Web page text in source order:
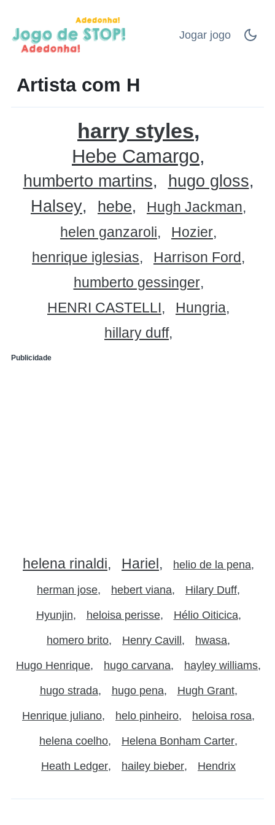
Jogar jogo
Artista com H
harry styles
Hebe Camargo
humberto martins
hugo gloss
Halsey
hebe
Hugh Jackman
helen ganzaroli
Hozier
henrique iglesias
Harrison Ford
humberto gessinger
HENRI CASTELLI
Hungria
hillary duff
Publicidade
helena rinaldi Hariel helio de la pena
herman jose hebert viana Hilary Duff
Hyunjin heloisa perisse Hélio Oiticica
homero brito Henry Cavill hwasa
Hugo Henrique hugo carvana hayley williams
hugo strada hugo pena Hugh Grant
Henrique juliano helo pinheiro heloisa rosa
helena coelho Helena Bonham Carter
Heath Ledger hailey bieber Hendrix